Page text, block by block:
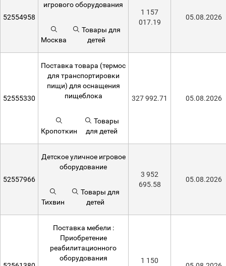
52554958
игрового оборудования
Москва
Товары для
детей
1 157
017.19
05.08.2026
52555330
Поставка товара (термос
для транспортировки
пищи) для оснащения
пищеблока
Кропоткин
Товары
для детей
327 992.71 05.08.2026
52557966
Детское уличное игровое
оборудование
Тихвин
Товары для
детей
3 952
695.58
05.08.2026
Поставка мебели :
Приобретение
реабилитационного
оборудования
1 150